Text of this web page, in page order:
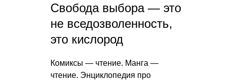
Свобода выбора — это
не вседозволенность,
это кислород
Комиксы — чтение. Манга —
чтение. Энциклопедия про